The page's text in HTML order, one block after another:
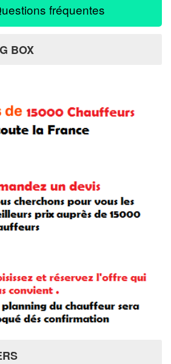
fréquentes
BOX